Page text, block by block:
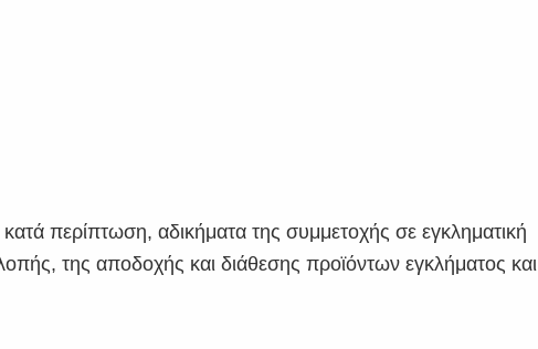
περίπτωση, αδικήματα της συμμετοχής σε εγκληματική
της αποδοχής και διάθεσης προϊόντων εγκλήματος και